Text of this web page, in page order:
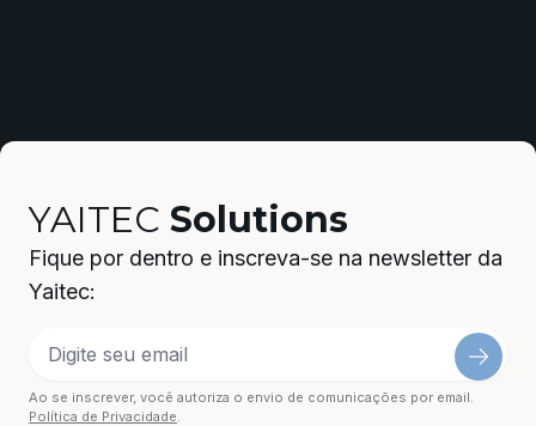
YAITEC Solutions
Fique por dentro e inscreva-se na newsletter da
Yaitec:
Ao se inscrever, você autoriza o envio de comunicações por email.
Política de Privacidade.